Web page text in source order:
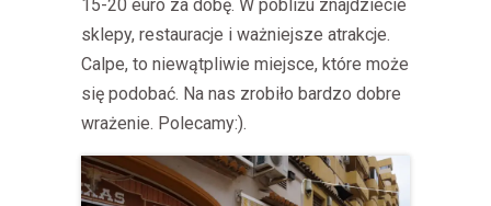
15-20 euro za dobę. W pobliżu znajdziecie
sklepy, restauracje i ważniejsze atrakcje.
Calpe, to niewątpliwie miejsce, które może
się podobać. Na nas zrobiło bardzo dobre
wrażenie. Polecamy:).